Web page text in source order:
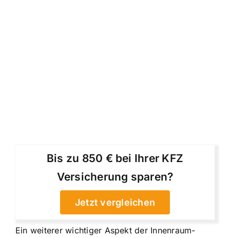
Bis zu 850 € bei Ihrer KFZ
Versicherung sparen?
Jetzt vergleichen
Ein weiterer wichtiger Aspekt der Innenraum-